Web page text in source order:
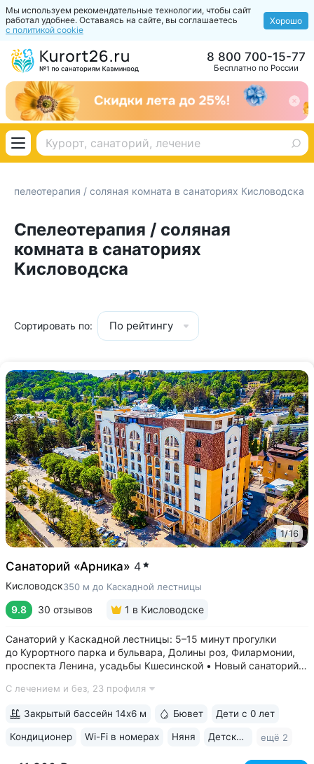
Мы используем рекомендательные технологии, чтобы сайт
работал удобнее. Оставаясь на сайте, вы соглашаетесь
с политикой cookie
Хорошо
Бесплатно по России
8 800 700-15-77
Спелеотерапия / соляная комната в санаториях Кисловодска
Спелеотерапия / соляная
комната в санаториях
Кисловодска
Сортировать по: По рейтингу
1/16
Санаторий «Арника» 4
Кисловодск350 м до Каскадной лестницы
9.8 30 отзывов 1 в Кисловодске
Санаторий у Каскадной лестницы: 5–15 минут прогулки
до Курортного парка и бульвара, Долины роз, Филармонии,
проспекта Ленина, усадьбы Кшесинской • Новый санаторий,
положительные. Многие гости отмечают, что санаторий
С лечением и без, 23 профиля
Закрытый бассейн 14х6 м Бювет Дети с 0 лет
Кондиционер Wi-Fi в номерах Няня Детская комната ещё 2